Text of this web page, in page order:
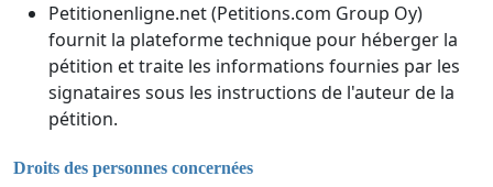
Petitionenligne.net (Petitions.com Group Oy)
fournit la plateforme technique pour héberger la
pétition et traite les informations fournies par les
signataires sous les instructions de l'auteur de la
pétition.
Droits des personnes concernées